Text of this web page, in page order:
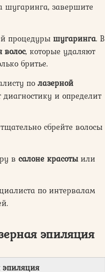
шугаринга, завершите
процедуры шугаринга. В
волос, которые удаляют
бритье.
по лазерной
и определит
сбрейте волосы
в салоне красотыили
по интервалам
эпиляция